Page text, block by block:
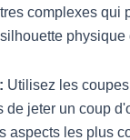
complexes
physique
Utilisez les
de jeter un coup
aspects les plus